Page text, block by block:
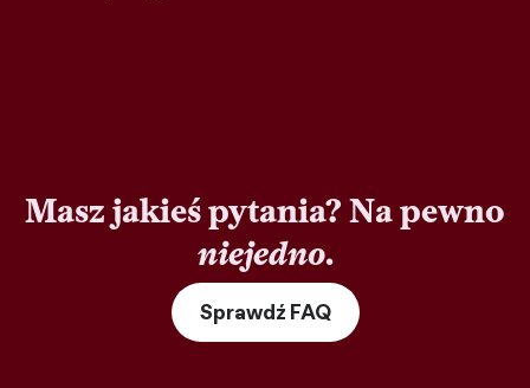
Masz jakieś pytania? Na pewno
niejedno.
Sprawdź FAQ